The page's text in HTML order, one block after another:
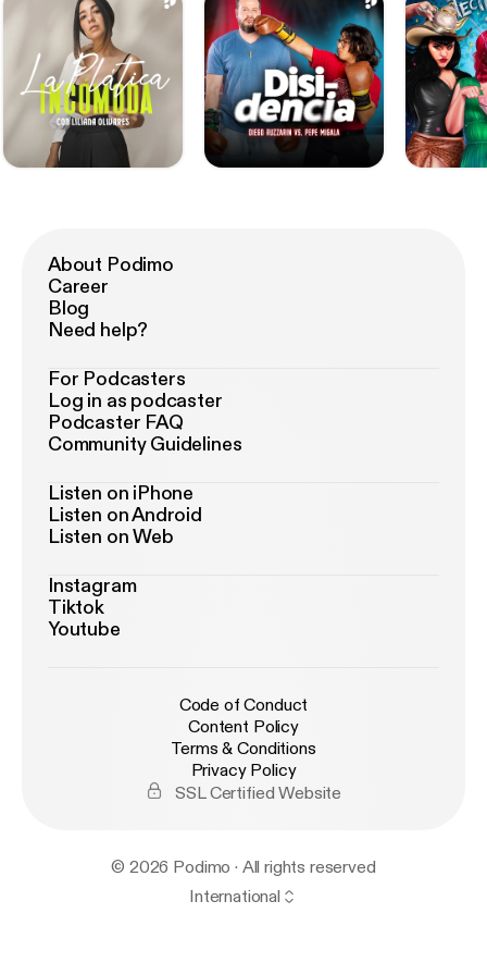
About Podimo
Career
Blog
Need help?
For Podcasters
Log in as podcaster
Podcaster FAQ
Community Guidelines
Listen on iPhone
Listen on Android
Listen on Web
Instagram
Tiktok
Youtube
Code of Conduct
Content Policy
Terms & Conditions
Privacy Policy
SSL Certified Website
© 2026 Podimo · All rights reserved
International